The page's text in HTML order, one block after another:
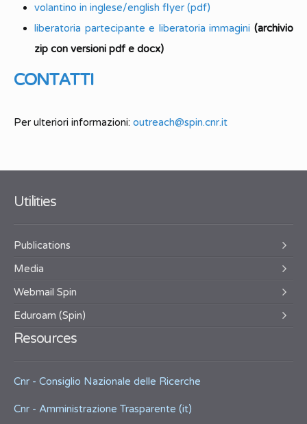
volantino in inglese/english flyer (pdf)
liberatoria partecipante e liberatoria immagini (archivio
zip con versioni pdf e docx)
CONTATTI
Per ulteriori informazioni: outreach@spin.cnr.it
Utilities
Publications
Media
Webmail Spin
Eduroam (Spin)
Resources
Cnr - Consiglio Nazionale delle Ricerche
Cnr - Amministrazione Trasparente (it)